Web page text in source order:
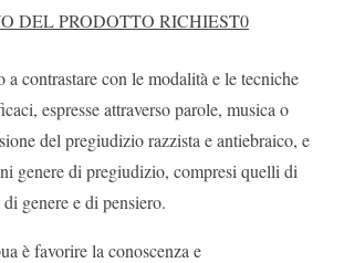
DEL PRODOTTO RICHIEST0
a contrastare con le modalità e le tecniche
espresse attraverso parole, musica o
del pregiudizio razzista e antiebraico, e
genere di pregiudizio, compresi quelli di
genere e di pensiero.
è favorire la conoscenza e